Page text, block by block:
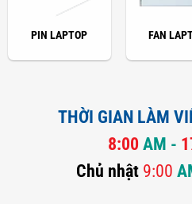
PIN LAPTOP FAN
THỜI GIAN LÀM
8:00 AM -
Chủ nhật 9:00